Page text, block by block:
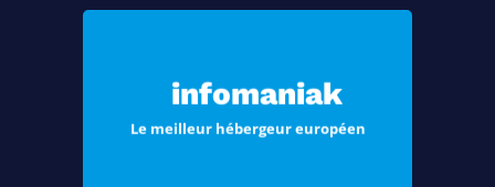
infomaniak
Le meilleur hébergeur européen
hébergement pour vos sites Web et
vos e-mails